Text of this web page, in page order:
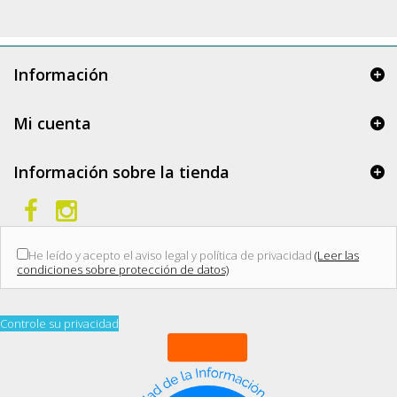
Información
Mi cuenta
Información sobre la tienda
He leído y acepto el aviso legal y política de privacidad (Leer las
condiciones sobre protección de datos)
Controle su privacidad